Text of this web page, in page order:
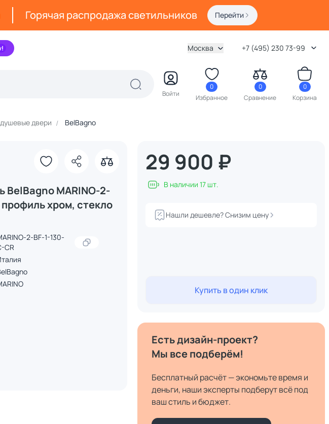
Горячая распродажа светильников Перейти
Москва +7 (495) 230 73-99
Войти
0
Избранное
0
Сравнение
0
Корзина
душевые двери BelBagno
BelBagno MARINO-2-
профиль хром, стекло
2-BF-1-130-
CR
29 900 ₽
В наличии 17 шт.
Нашли дешевле? Снизим цену
Купить в один клик
Есть дизайн-проект?
Мы все подберём!
Бесплатный расчёт — экономьте время и
деньги, наши эксперты подберут всё под
ваш стиль и бюджет.